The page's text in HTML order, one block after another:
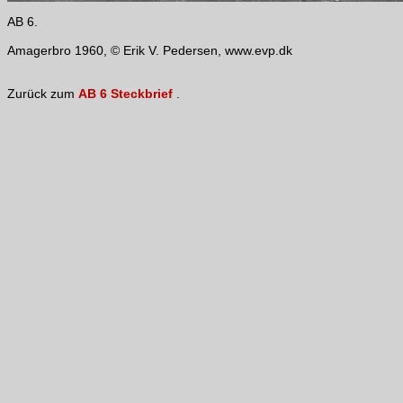
AB 6.
Amagerbro 1960, © Erik V. Pedersen, www.evp.dk
Zurück zum AB 6 Steckbrief